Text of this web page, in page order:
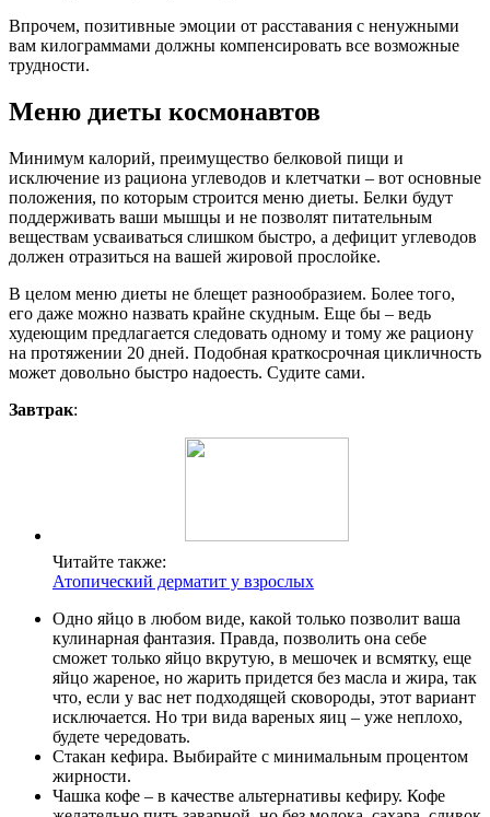
Впрочем, позитивные эмоции от расставания с ненужными
вам килограммами должны компенсировать все возможные
трудности.
Меню диеты космонавтов
Минимум калорий, преимущество белковой пищи и
исключение из рациона углеводов и клетчатки – вот основные
положения, по которым строится меню диеты. Белки будут
поддерживать ваши мышцы и не позволят питательным
веществам усваиваться слишком быстро, а дефицит углеводов
должен отразиться на вашей жировой прослойке.
В целом меню диеты не блещет разнообразием. Более того,
его даже можно назвать крайне скудным. Еще бы – ведь
худеющим предлагается следовать одному и тому же рациону
на протяжении 20 дней. Подобная краткосрочная цикличность
может довольно быстро надоесть. Судите сами.
Завтрак:
Читайте также:
Атопический дерматит у взрослых
Одно яйцо в любом виде, какой только позволит ваша
кулинарная фантазия. Правда, позволить она себе
сможет только яйцо вкрутую, в мешочек и всмятку, еще
яйцо жареное, но жарить придется без масла и жира, так
что, если у вас нет подходящей сковороды, этот вариант
исключается. Но три вида вареных яиц – уже неплохо,
будете чередовать.
Стакан кефира. Выбирайте с минимальным процентом
жирности.
Чашка кофе – в качестве альтернативы кефиру. Кофе